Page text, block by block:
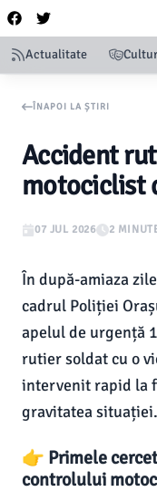
Actualitate
ÎNAPOI LA ȘTIRI
Accident
motociclist
07 JUL 2026 2
În după-amiaza
cadrul Poliției
apelul de urgență
rutier soldat cu o
intervenit rapid la
gravitatea situației.
👉 Primele
controlului